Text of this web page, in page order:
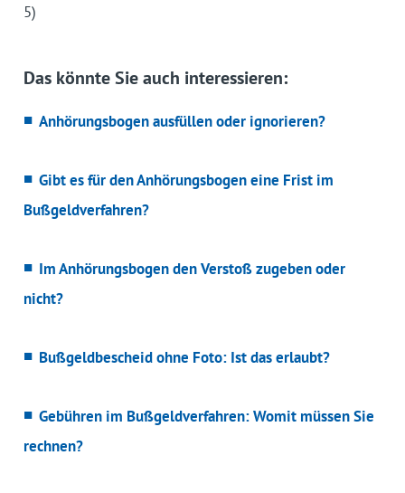
5)
Das könnte Sie auch interessieren:
Anhörungsbogen ausfüllen oder ignorieren?
Gibt es für den Anhörungsbogen eine Frist im
Bußgeldverfahren?
Im Anhörungsbogen den Verstoß zugeben oder
nicht?
Bußgeldbescheid ohne Foto: Ist das erlaubt?
Gebühren im Bußgeldverfahren: Womit müssen Sie
rechnen?